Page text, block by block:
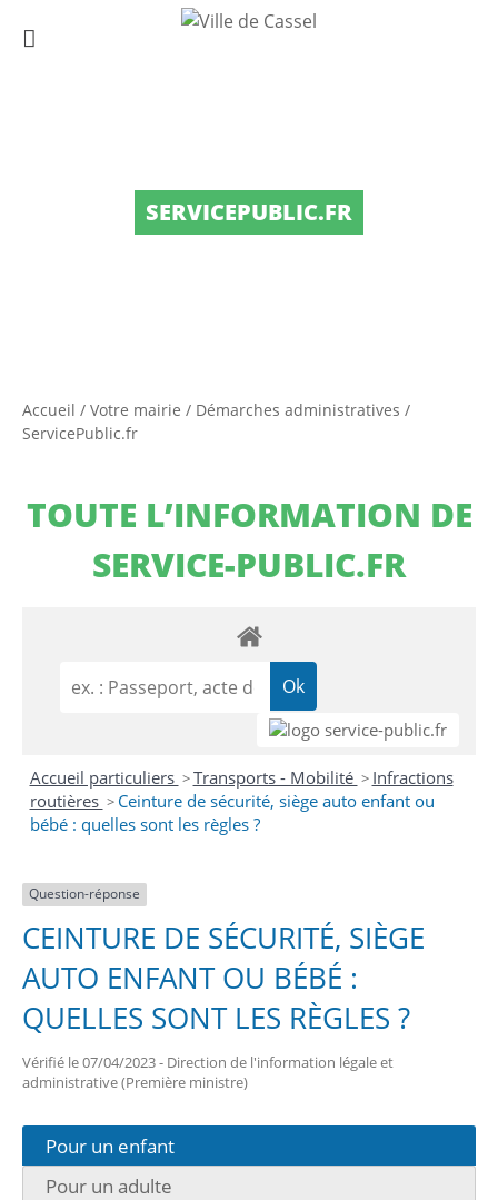
SERVICEPUBLIC.FR
Accueil / Votre mairie / Démarches administratives /
ServicePublic.fr
TOUTE L’INFORMATION DE
SERVICE-PUBLIC.FR
Accueil particuliers >Transports - Mobilité > Infractions
routières > Ceinture de sécurité, siège auto enfant ou
bébé : quelles sont les règles ?
Question-réponse
CEINTURE DE SÉCURITÉ, SIÈGE
AUTO ENFANT OU BÉBÉ :
QUELLES SONT LES RÈGLES ?
Vérifié le 07/04/2023 - Direction de l'information légale et
administrative (Première ministre)
Pour un enfant
Pour un adulte